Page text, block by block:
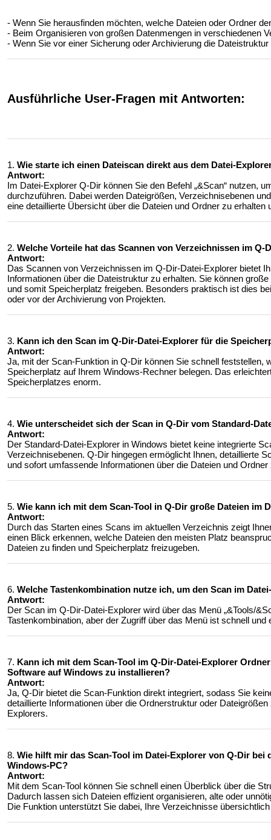
- Wenn Sie herausfinden möchten, welche Dateien oder Ordner
- Beim Organisieren von großen Datenmengen in verschiedenen
- Wenn Sie vor einer Sicherung oder Archivierung die
Ausführliche User-Fragen mit Antworten:
1. Wie starte ich einen Dateiscan direkt aus dem Datei-
Antwort:
Im Datei-Explorer Q-Dir können Sie den Befehl „&Scan“ nutzen,
durchzuführen. Dabei werden Dateigrößen, Verzeichnisebenen
eine detaillierte Übersicht über die Dateien und Ordner zu
2. Welche Vorteile hat das Scannen von Verzeichnissen im
Antwort:
Das Scannen von Verzeichnissen im Q-Dir-Datei-Explorer bietet
Informationen über die Dateistruktur zu erhalten. Sie können
und somit Speicherplatz freigeben. Besonders praktisch ist dies
oder vor der Archivierung von Projekten.
3. Kann ich den Scan im Q-Dir-Datei-Explorer für die
Antwort:
Ja, mit der Scan-Funktion in Q-Dir können Sie schnell feststellen,
Speicherplatz auf Ihrem Windows-Rechner belegen. Das
Speicherplatzes enorm.
4. Wie unterscheidet sich der Scan in Q-Dir vom Standard-
Antwort:
Der Standard-Datei-Explorer in Windows bietet keine integrierte
Verzeichnisebenen. Q-Dir hingegen ermöglicht Ihnen, detaillierte
und sofort umfassende Informationen über die Dateien und Ordner
5. Wie kann ich mit dem Scan-Tool in Q-Dir große Dateien im
Antwort:
Durch das Starten eines Scans im aktuellen Verzeichnis zeigt
einen Blick erkennen, welche Dateien den meisten Platz
Dateien zu finden und Speicherplatz freizugeben.
6. Welche Tastenkombination nutze ich, um den Scan im
Antwort:
Der Scan im Q-Dir-Datei-Explorer wird über das Menü „&Tools/
Tastenkombination, aber der Zugriff über das Menü ist schnell und
7. Kann ich mit dem Scan-Tool im Q-Dir-Datei-Explorer
Software auf Windows zu installieren?
Antwort:
Ja, Q-Dir bietet die Scan-Funktion direkt integriert, sodass Sie
detaillierte Informationen über die Ordnerstruktur oder
Explorers.
8. Wie hilft mir das Scan-Tool im Datei-Explorer von Q-Dir bei
Windows-PC?
Antwort:
Mit dem Scan-Tool können Sie schnell einen Überblick über die
Dadurch lassen sich Dateien effizient organisieren, alte oder
Die Funktion unterstützt Sie dabei, Ihre Verzeichnisse